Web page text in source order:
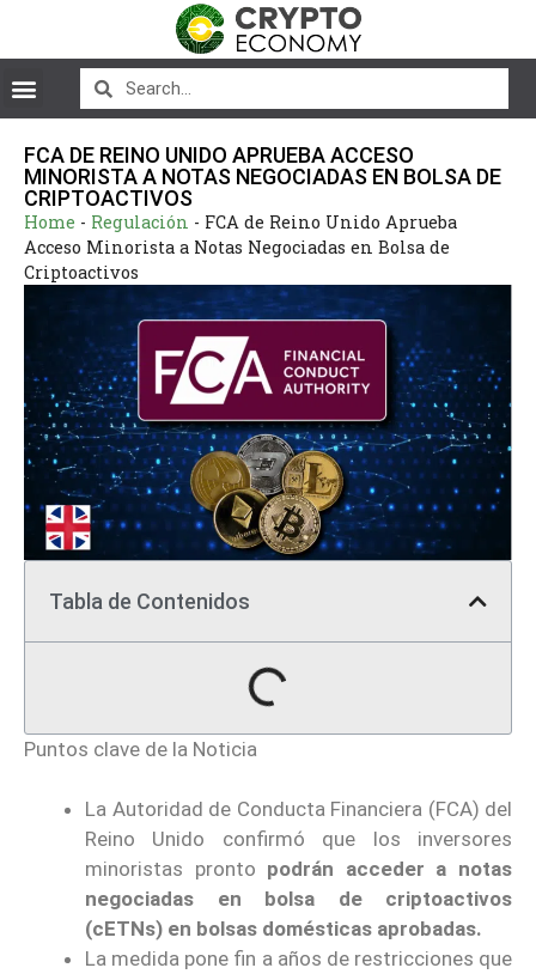
FCA DE REINO UNIDO APRUEBA ACCESO
MINORISTA A NOTAS NEGOCIADAS EN BOLSA DE
CRIPTOACTIVOS
Home - Regulación - FCA de Reino Unido Aprueba
Acceso Minorista a Notas Negociadas en Bolsa de
Criptoactivos
Tabla de Contenidos
Puntos clave de la Noticia
La Autoridad de Conducta Financiera (FCA) del
Reino Unido confirmó que los inversores
minoristas pronto podrán acceder a notas
negociadas en bolsa de criptoactivos
(cETNs) en bolsas domésticas aprobadas.
La medida pone fin a años de restricciones que